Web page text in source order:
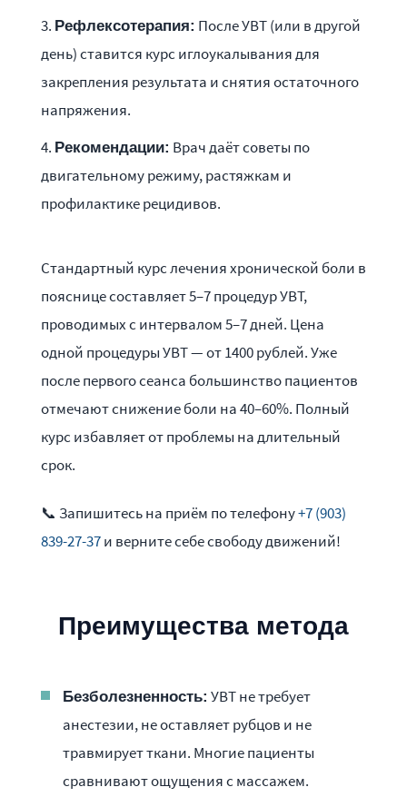
Рефлексотерапия: После УВТ (или в другой
день) ставится курс иглоукалывания для
закрепления результата и снятия остаточного
напряжения.
Рекомендации: Врач даёт советы по
двигательному режиму, растяжкам и
профилактике рецидивов.
Стандартный курс лечения хронической боли в
пояснице составляет 5–7 процедур УВТ,
проводимых с интервалом 5–7 дней. Цена
одной процедуры УВТ — от 1400 рублей. Уже
после первого сеанса большинство пациентов
отмечают снижение боли на 40–60%. Полный
курс избавляет от проблемы на длительный
срок.
📞 Запишитесь на приём по телефону+7 (903)
839-27-37и верните себе свободу движений!
Преимущества метода
Безболезненность: УВТ не требует
анестезии, не оставляет рубцов и не
травмирует ткани. Многие пациенты
сравнивают ощущения с массажем.